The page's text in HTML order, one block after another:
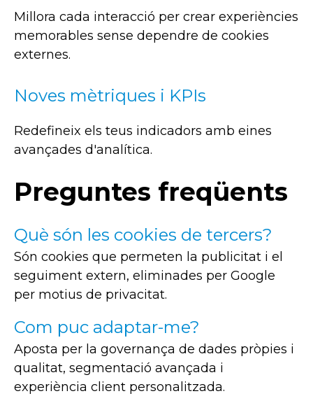
Millora cada interacció per crear experiències
memorables sense dependre de cookies
externes.
Noves mètriques i KPIs
Redefineix els teus indicadors amb eines
avançades d'analítica.
Preguntes freqüents
Què són les cookies de tercers?
Són cookies que permeten la publicitat i el
seguiment extern, eliminades per Google
per motius de privacitat.
Com puc adaptar-me?
Aposta per la governança de dades pròpies i
qualitat, segmentació avançada i
experiència client personalitzada.